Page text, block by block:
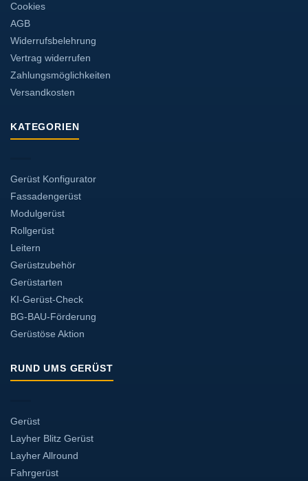
Cookies
AGB
Widerrufsbelehrung
Vertrag widerrufen
Zahlungsmöglichkeiten
Versandkosten
KATEGORIEN
Gerüst Konfigurator
Fassadengerüst
Modulgerüst
Rollgerüst
Leitern
Gerüstzubehör
Gerüstarten
KI-Gerüst-Check
BG-BAU-Förderung
Gerüstöse Aktion
RUND UMS GERÜST
Gerüst
Layher Blitz Gerüst
Layher Allround
Fahrgerüst